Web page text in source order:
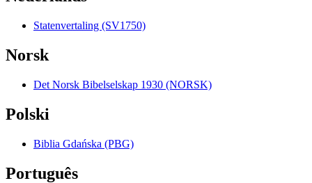
Statenvertaling (SV1750)
Norsk
Det Norsk Bibelselskap 1930 (NORSK)
Polski
Biblia Gdańska (PBG)
Português